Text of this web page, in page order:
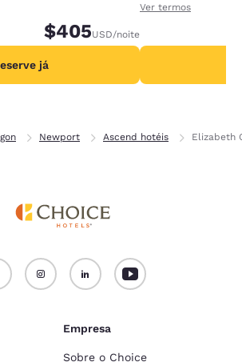
extras por diária.
$405USD/noite
já
recebendo 2.000
Ver termos
Newport Ascend hotéis Elizabeth
Empresa
Sobre o Choice